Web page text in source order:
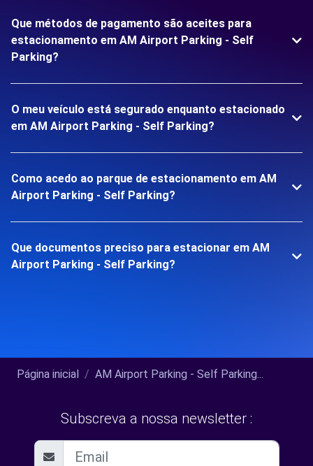
Que métodos de pagamento são aceites para
estacionamento em AM Airport Parking - Self
Parking?
O meu veículo está segurado enquanto estacionado
em AM Airport Parking - Self Parking?
Como acedo ao parque de estacionamento em AM
Airport Parking - Self Parking?
Que documentos preciso para estacionar em AM
Airport Parking - Self Parking?
Página inicial AM Airport Parking - Self Parking...
Subscreva a nossa newsletter :